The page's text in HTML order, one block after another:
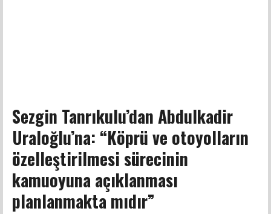
Sezgin Tanrıkulu’dan Abdulkadir
Uraloğlu’na: “Köprü ve otoyolların
özelleştirilmesi sürecinin
kamuoyuna açıklanması
planlanmakta mıdır”